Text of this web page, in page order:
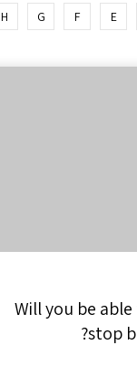
E
F
G
H
Will you be
stop